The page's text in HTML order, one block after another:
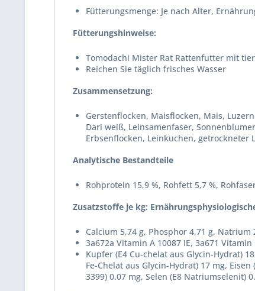
Fütterungsmenge: Je nach Alter,
Fütterungshinweise:
Tomodachi Mister Rat Rattenfutter mit
Reichen Sie täglich frisches Wasser
Zusammensetzung:
Gerstenflocken, Maisflocken, Mais,
Dari weiß, Leinsamenfaser,
Erbsenflocken, Leinkuchen,
Analytische Bestandteile
Rohprotein 15,9 %, Rohfett 5,7 %,
Zusatzstoffe je kg:
Calcium 5,74 g, Phosphor 4,71 g, Natrium
3a672a Vitamin A 10087 IE, 3a671
Kupfer (E4 Cu-chelat aus Glycin-Hydrat)
Fe-Chelat aus Glycin-Hydrat) 17 mg,
3399) 0.07 mg, Selen (E8 Natriumselenit)